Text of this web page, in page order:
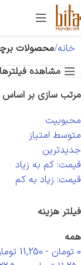
خانه محصولات
مشاهده فیلترها
مرتب سازی بر اساس
محبوبیت
متوسط امتیاز
جدیدترین
قیمت: کم به زیاد
قیمت: زیاد به کم
فیلتر هزینه
همه
0 تومان -
11,250